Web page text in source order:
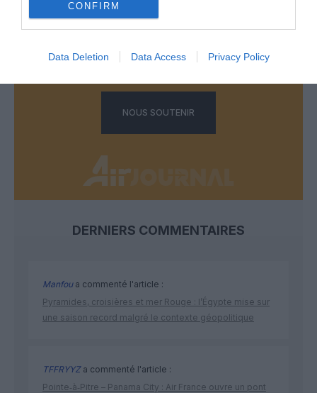
CONFIRM
Data Deletion Data Access Privacy Policy
Appel aux lecteurs !
développement !
NOUS SOUTENIR
DERNIERS COMMENTAIRES
Manfoua commenté l'article :
Pyramides, croisières et mer Rouge : l’Égypte mise sur
une saison record malgré le contexte géopolitique
TFFRYYZa commenté l'article :
Pointe‑à‑Pitre – Panama City : Air France ouvre un pont